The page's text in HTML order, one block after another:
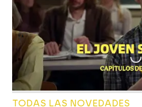
TODAS LAS NOVEDADES